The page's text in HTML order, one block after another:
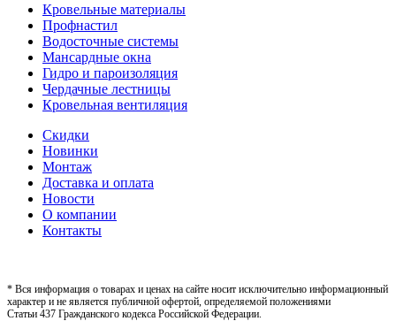
Кровельные материалы
Профнастил
Водосточные системы
Мансардные окна
Гидро и пароизоляция
Чердачные лестницы
Кровельная вентиляция
Скидки
Новинки
Монтаж
Доставка и оплата
Новости
О компании
Контакты
* Вся информация о товарах и ценах на сайте носит исключительно информационный
характер и не является публичной офертой, определяемой положениями
Статьи 437 Гражданского кодекса Российской Федерации.